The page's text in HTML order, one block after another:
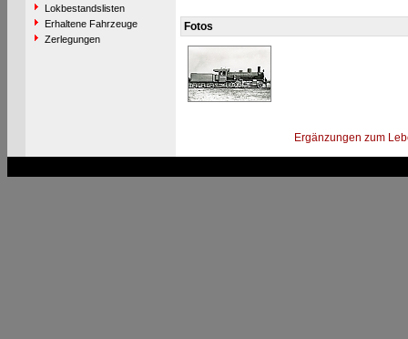
Lokbestandslisten
Erhaltene Fahrzeuge
Zerlegungen
Fotos
Ergänzungen zum